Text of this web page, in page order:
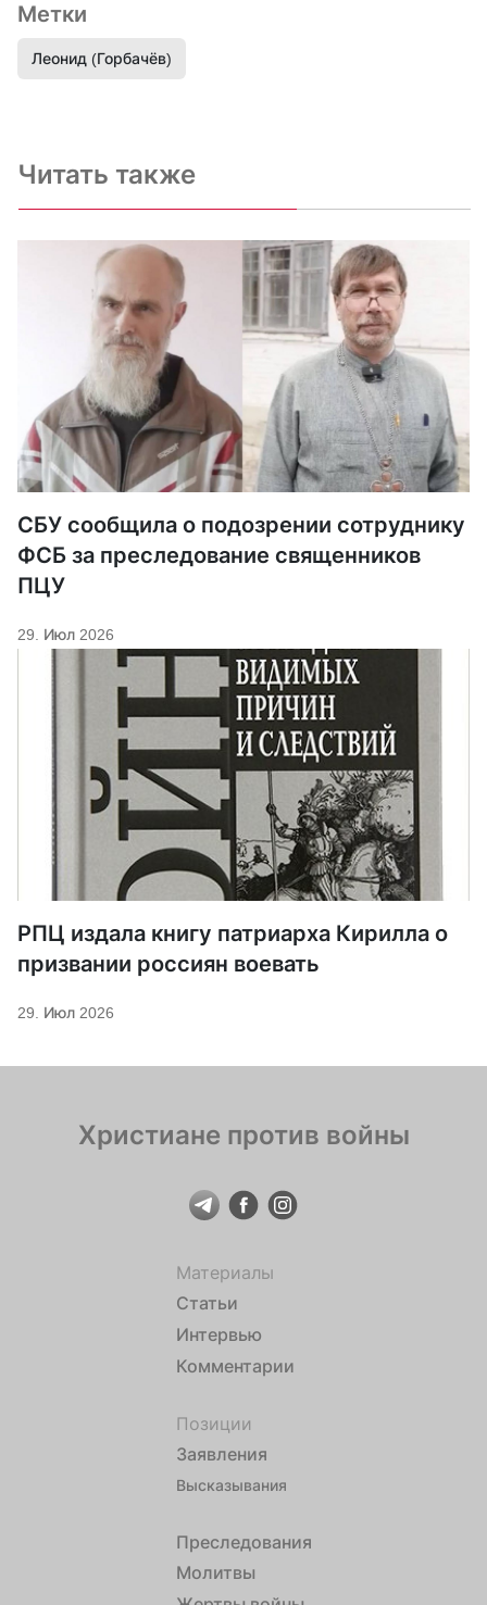
Метки
Леонид (Горбачёв)
Читать также
СБУ сообщила о подозрении сотруднику
ФСБ за преследование священников
ПЦУ
29. Июл 2026
РПЦ издала книгу патриарха Кирилла о
призвании россиян воевать
29. Июл 2026
Христиане против войны
Материалы
Статьи
Интервью
Комментарии
Позиции
Заявления
Высказывания
Преследования
Молитвы